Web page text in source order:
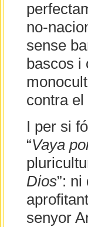
no-
sense
bascos i
contra
I per si
“Vaya
Dios”:
senyor